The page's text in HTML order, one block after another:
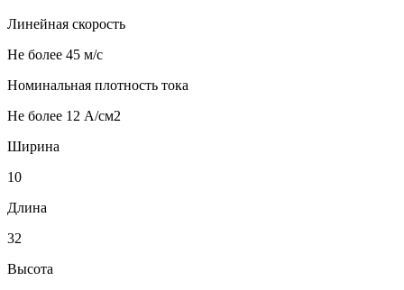
Линейная скорость
Не более 45 м/с
Номинальная плотность тока
Не более 12 А/см2
Ширина
10
Длина
32
Высота